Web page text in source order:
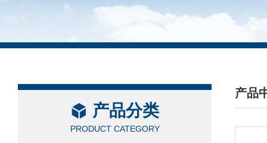
产品分类
PRODUCT CATEGORY
产品
/